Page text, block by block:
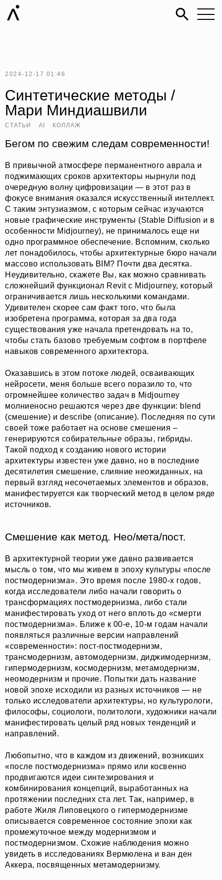
2024-12-17 01:46
Синтетические методы /
Мари Миндиашвили
СТАТЬИ AI КОЛЛАЖ
Бегом по свежим следам современности!
В привычной атмосфере перманентного аврала и
поджимающих сроков архитекторы нырнули под
очередную волну цифровизации — в этот раз в
фокусе внимания оказался искусственный интеллект.
С таким энтузиазмом, с которым сейчас изучаются
новые графические инструменты (Stable Diffusion и в
особенности Midjourney), не принималось еще ни
одно программное обеспечение. Вспомним, сколько
лет понадобилось, чтобы архитектурные бюро начали
массово использовать BIM? Почти два десятка.
Неудивительно, скажете Вы, как можно сравнивать
сложнейший функционал Revit с Midjourney, который
ограничивается лишь несколькими командами.
Удивителен скорее сам факт того, что была
изобретена программа, которая за два года
существования уже начала претендовать на то,
чтобы стать базово требуемым софтом в портфеле
навыков современного архитектора.
Оказавшись в этом потоке людей, осваивающих
нейросети, меня больше всего поразило то, что
огромнейшее количество задач в Midjourney
молниеносно решаются через две функции: blend
(смешение) и describe (описание). Последняя по сути
своей тоже работает на основе смешения –
генерируются собирательные образы, гибриды.
Такой подход к созданию нового истории
архитектуры известен уже давно, но в последние
десятилетия смешение, слияние неожиданных, на
первый взгляд несочетаемых элементов и образов,
манифестируется как творческий метод в целом ряде
источников.
Смешение как метод. Нео/мета/пост.
В архитектурной теории уже давно развивается
мысль о том, что мы живем в эпоху культуры «после
постмодернизма». Это время после 1980-х годов,
когда исследователи либо начали говорить о
трансформациях постмодернизма, либо стали
манифестировать уход от него вплоть до «смерти
постмодернизма». Ближе к 00-е, 10-м годам начали
появляться различные версии направлений
«современности»: пост-постмодернизм,
трансмодернизм, автомодернизм, диджимодернизм,
гипермодернизм, космодернизм, метамодернизм,
неомодернизм и прочие. Попытки дать название
новой эпохе исходили из разных источников — не
только исследователи архитектуры, но культурологи,
философы, социологи, политологи, художники начали
манифестировать целый ряд новых тенденций и
направлений.
Любопытно, что в каждом из движений, возникших
«после постмодернизма» прямо или косвенно
продвигаются идеи синтезирования и
комбинирования концепций, выработанных на
протяжении последних ста лет. Так, например, в
работе Жиля Липовецкого о гипермодернизме
описывается современное состояние эпохи как
промежуточное между модернизмом и
постмодернизмом. Схожие наблюдения можно
увидеть в исследованиях Вермюлена и ван ден
Аккера, посвященных метамодернизму.